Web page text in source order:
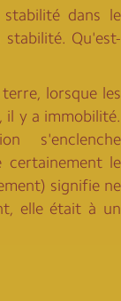
dans le
Qu'est-
lorsque les
il y a immobilité.
s'enclenche
certainement le
signifie ne
elle était à un